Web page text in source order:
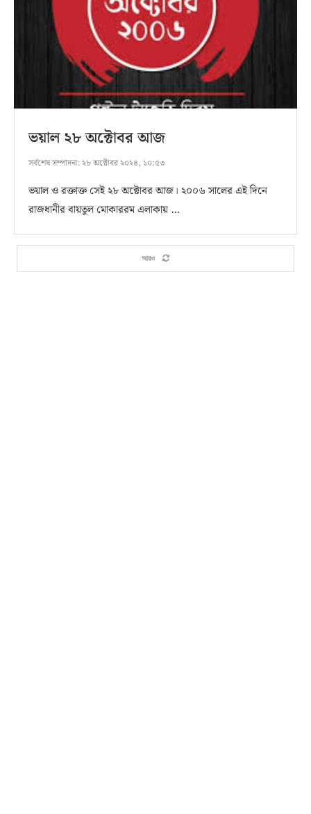
ভয়াল ২৮ অক্টোবর আজ
সর্বশেষ সম্পাদনা: ২৮ অক্টোবর ২০২৪, ১০:৫৩
ভয়াল ও রক্তাক্ত সেই ২৮ অক্টোবর আজ। ২০০৬ সালের এই দিনে
রাজধানীর বায়তুল মোকাররম এলাকায় …
আরও